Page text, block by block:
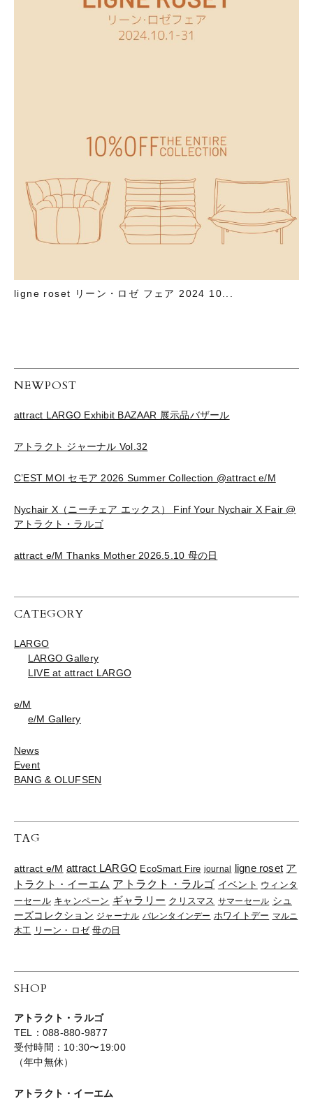
ligne roset リーン・ロゼ フェア 2024 10...
NEWPOST
attract LARGO Exhibit BAZAAR 展示品バザール
アトラクト ジャーナル Vol.32
C’EST MOI セモア 2026 Summer Collection @attract e/M
Nychair X（ニーチェア エックス） Finf Your Nychair X Fair @
アトラクト・ラルゴ
attract e/M Thanks Mother 2026.5.10 母の日
CATEGORY
LARGO
LARGO Gallery
LIVE at attract LARGO
e/M
e/M Gallery
News
Event
BANG & OLUFSEN
TAG
attract e/M attract LARGO EcoSmart Fire journal ligne roset ア
トラクト・イーエム アトラクト・ラルゴ イベント ウィンタ
ーセール キャンペーン ギャラリー クリスマス サマーセール シュ
ーズコレクション ジャーナル バレンタインデー ホワイトデー マルニ
木工 リーン・ロゼ 母の日
SHOP
アトラクト・ラルゴ
TEL：088-880-9877
受付時間：10:30〜19:00
（年中無休）
アトラクト・イーエム